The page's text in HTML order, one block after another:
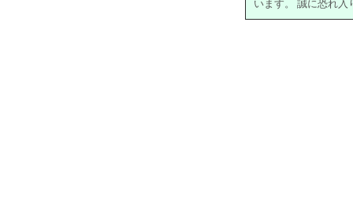
います。 誠に恐れ